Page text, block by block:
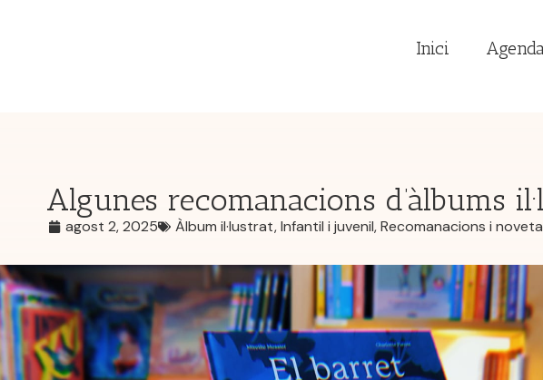
Inici
Algunes recomanacions d’àlbums
agost 2, 2025 Àlbum il·lustrat,Infantil i juvenil,Recomanacions i